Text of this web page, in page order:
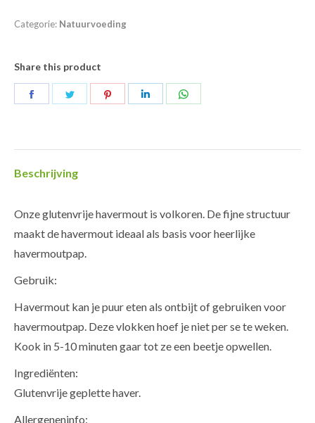
Categorie: Natuurvoeding
Share this product
Beschrijving
Onze glutenvrije havermout is volkoren. De fijne structuur
maakt de havermout ideaal als basis voor heerlijke
havermoutpap.
Gebruik:
Havermout kan je puur eten als ontbijt of gebruiken voor
havermoutpap. Deze vlokken hoef je niet per se te weken.
Kook in 5-10 minuten gaar tot ze een beetje opwellen.
Ingrediënten:
Glutenvrije geplette haver.
Allergeneninfo: